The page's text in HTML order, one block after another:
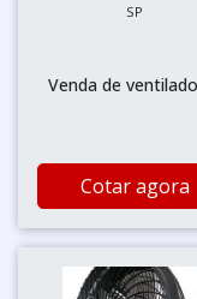
SP
Venda de
Cotar agora